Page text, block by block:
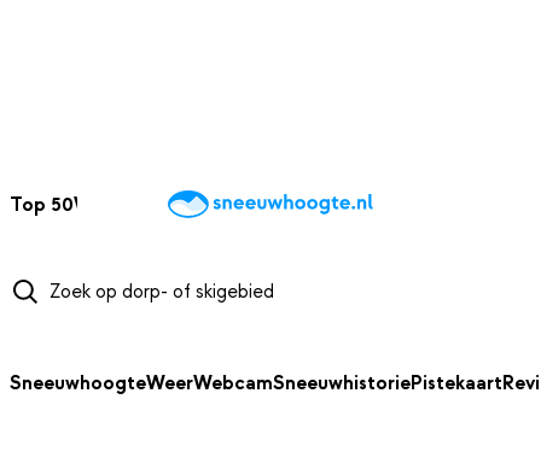
Top 50Webcams WintersportweerKaarten
SneeuwhoogteWeerWebcamSneeuwhistoriePistekaart